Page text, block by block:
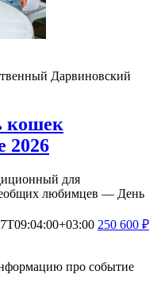
Дарвиновский
кошек
2026
для
любимцев — День
250 600 ₽
про событие